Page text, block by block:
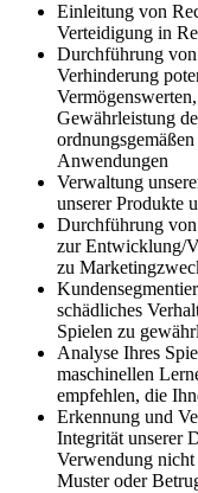
Einleitung von
Verteidigung in
Durchführung
Verhinderung
Gewährleistung
Anwendungen
Verwaltung
unserer Produkte
Durchführung
zur Entwicklung/
zu
schädliches
Spielen zu
Analyse Ihres
maschinellen
empfehlen, die
Erkennung und
Integrität unserer
Verwendung
Muster oder